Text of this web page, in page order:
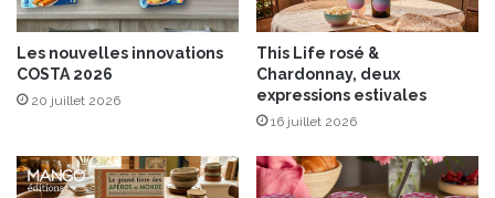
o
u
r
t
Les nouvelles innovations
COSTA 2026
20 juillet 2026
This Life rosé &
Chardonnay, deux
expressions estivales
16 juillet 2026